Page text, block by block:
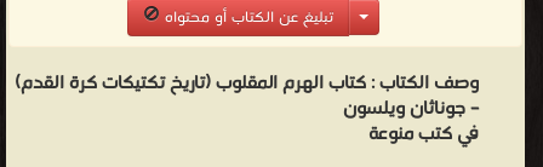
تبليغ عن الكتاب أو محتواه
وصف الكتاب :كتاب الهرم المقلوب (تاريخ تكتيكات كرة القدم)
– جوناثان ويلسون
في كتب منوعة